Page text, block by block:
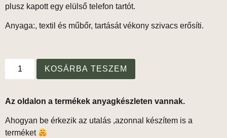
plusz kapott egy elülső telefon tartót.
Anyaga:, textil és műbőr, tartását vékony szivacs erősíti.
KOSÁRBA TESZEM
Az oldalon a termékek anyagkészleten vannak.
Ahogyan be érkezik az utalás ,azonnal készítem is a
terméket